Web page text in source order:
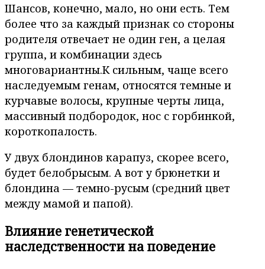
Шансов, конечно, мало, но они есть. Тем
более что за каждый признак со стороны
родителя отвечает не один ген, а целая
группа, и комбинации здесь
многовариантны.К сильным, чаще всего
наследуемым генам, относятся темные и
курчавые волосы, крупные черты лица,
массивный подбородок, нос с горбинкой,
короткопалость.
У двух блондинов карапуз, скорее всего,
будет белобрысым. А вот у брюнетки и
блондина — темно-русым (средний цвет
между мамой и папой).
Влияние генетической
наследственности на поведение